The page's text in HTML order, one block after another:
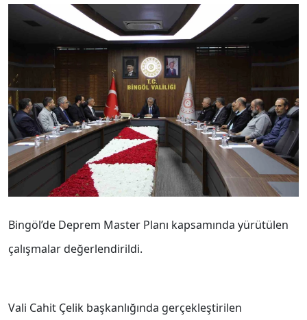
Bingöl’de Deprem Master Planı kapsamında yürütülen
çalışmalar değerlendirildi.
Vali Cahit Çelik başkanlığında gerçekleştirilen